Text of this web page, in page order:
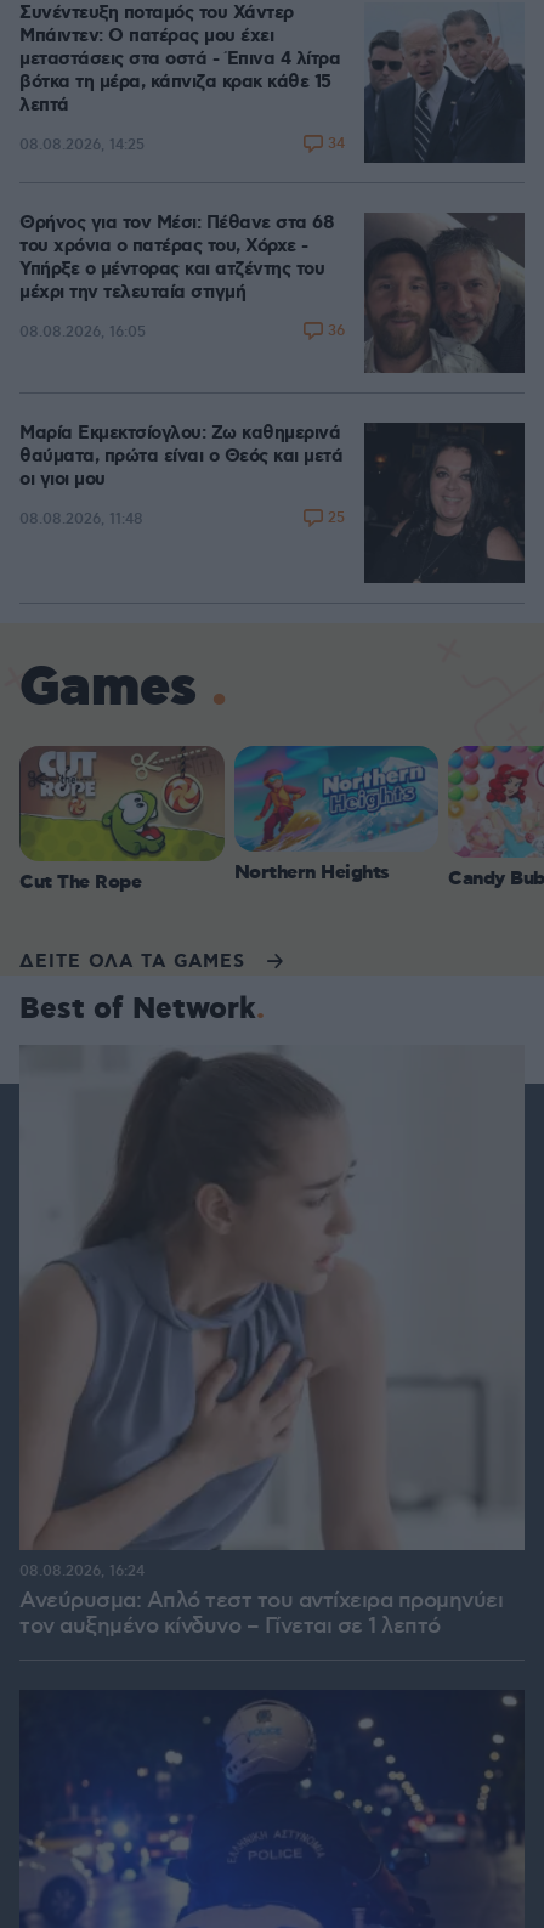
Συνέντευξη ποταμός του Χάντερ
Μπάιντεν: Ο πατέρας μου έχει
μεταστάσεις στα οστά - Έπινα 4 λίτρα
βότκα τη μέρα, κάπνιζα κρακ κάθε 15
λεπτά
08.08.2026, 14:25 34
Θρήνος για τον Μέσι: Πέθανε στα 68
του χρόνια ο πατέρας του, Χόρχε -
Υπήρξε ο μέντορας και ατζέντης του
μέχρι την τελευταία στιγμή
08.08.2026, 16:05 36
Μαρία Εκμεκτσίογλου: Ζω καθημερινά
θαύματα, πρώτα είναι ο Θεός και μετά
οι γιοι μου
08.08.2026, 11:48 25
Games
Cut The Rope Northern Heights Candy
ΔΕΙΤΕ ΟΛΑ ΤΑ GAMES
Best of Network
Ανεύρυσμα: Απλό τεστ του αντίχειρα προμηνύει
τον αυξημένο κίνδυνο – Γίνεται σε 1 λεπτό
08.08.2026, 16:24